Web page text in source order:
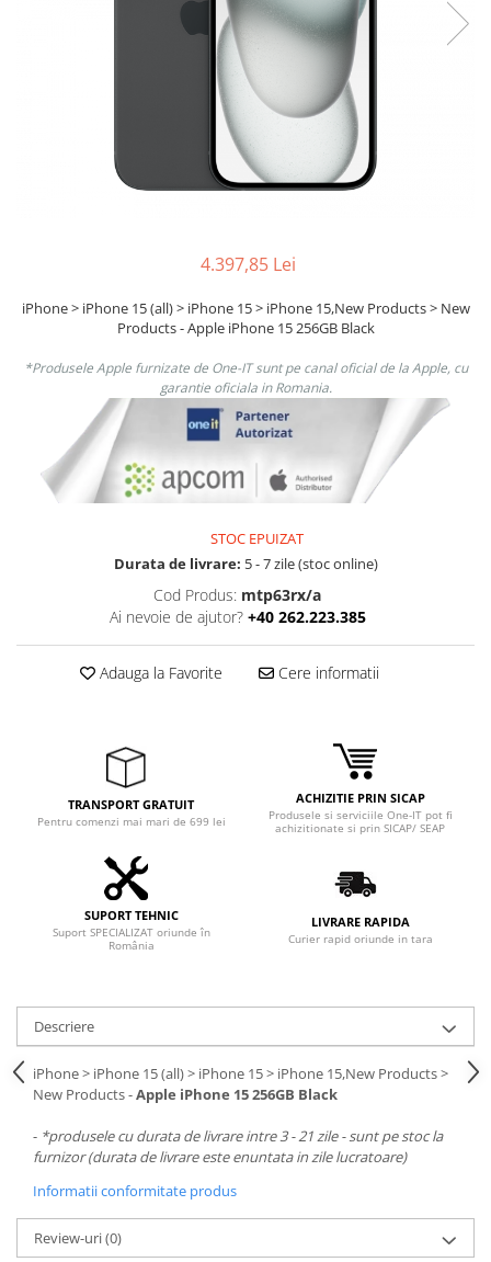
4.397,85 Lei
iPhone > iPhone 15 (all) > iPhone 15 > iPhone 15,New Products > New
Products - Apple iPhone 15 256GB Black
*Produsele Apple furnizate de One-IT sunt pe canal oficial de la Apple, cu
garantie oficiala in Romania.
STOC EPUIZAT
Durata de livrare: 5 - 7 zile (stoc online)
Cod Produs: mtp63rx/a
Ai nevoie de ajutor? +40 262.223.385
Adauga la Favorite Cere informatii
TRANSPORT GRATUIT
Pentru comenzi mai mari de 699 lei
ACHIZITIE PRIN SICAP
Produsele si serviciile One-IT pot fi
achizitionate si prin SICAP/ SEAP
SUPORT TEHNIC
Suport SPECIALIZAT oriunde în
România
LIVRARE RAPIDA
Curier rapid oriunde in tara
Descriere
iPhone > iPhone 15 (all) > iPhone 15 > iPhone 15,New Products >
New Products -Apple iPhone 15 256GB Black
- *produsele cu durata de livrare intre 3 - 21 zile - sunt pe stoc la
furnizor (durata de livrare este enuntata in zile lucratoare)
Informatii conformitate produs
Review-uri(0)